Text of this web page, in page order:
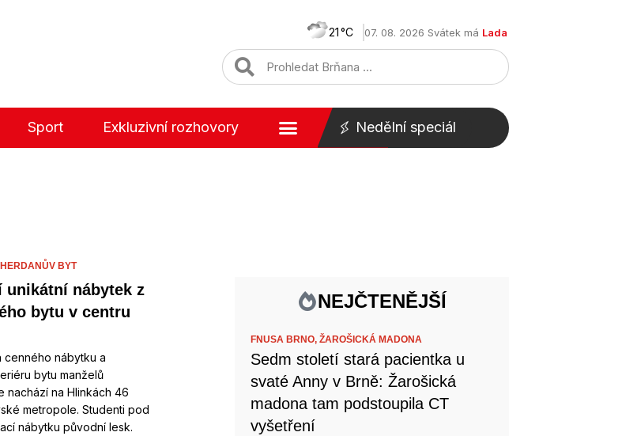
21 07. 08. 2026 Svátek má Lada
Sport Exkluzivní rozhovory Nedělní speciál
HERDANŮV BYT
unikátní nábytek z
bytu v centru
cenného nábytku a
bytu manželů
nachází na Hlinkách 46
metropole. Studenti pod
nábytku původní lesk.
NEJČTENĚJŠÍ
FNUSA BRNO,ŽAROŠICKÁ MADONA
Sedm století stará pacientka u
svaté Anny v Brně: Žarošická
madona tam podstoupila CT
vyšetření